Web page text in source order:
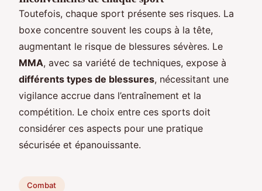
Toutefois, chaque sport présente ses risques. La
boxe concentre souvent les coups à la tête,
augmentant le risque de blessures sévères. Le
MMA, avec sa variété de techniques, expose à
différents types de blessures, nécessitant une
vigilance accrue dans l’entraînement et la
compétition. Le choix entre ces sports doit
considérer ces aspects pour une pratique
sécurisée et épanouissante.
Combat